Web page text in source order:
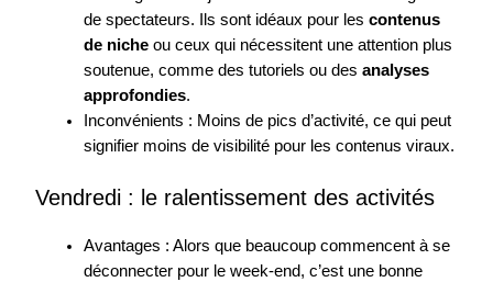
de spectateurs. Ils sont idéaux pour lescontenus
de niche ou ceux qui nécessitent une attention plus
soutenue, comme des tutoriels ou desanalyses
approfondies.
Inconvénients : Moins de pics d’activité, ce qui peut
signifier moins de visibilité pour les contenus viraux.
Vendredi : le ralentissement des activités
Avantages : Alors que beaucoup commencent à se
déconnecter pour le week-end, c’est une bonne